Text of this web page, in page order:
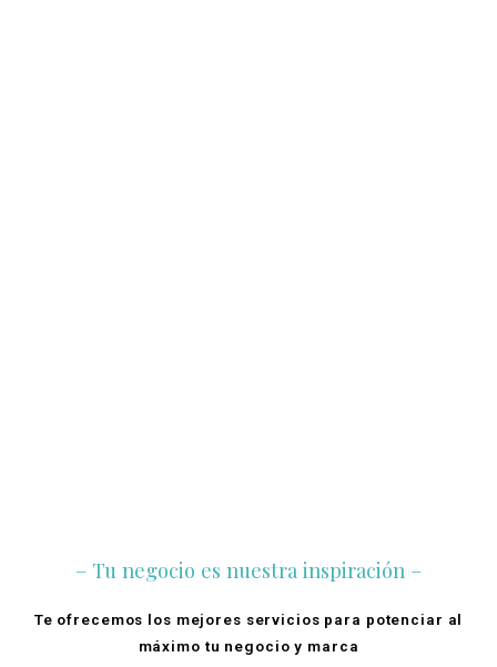
– Tu negocio es nuestra inspiración –
Te ofrecemos los mejores servicios para potenciar al
máximo tu negocio y marca